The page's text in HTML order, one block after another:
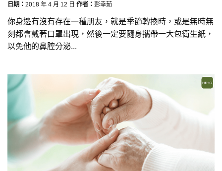
日期： 2018 年 4 月 12 日 作者： 彭幸茹
你身邊有沒有存在一種朋友，就是季節轉換時，或是無時無
刻都會戴著口罩出現，然後一定要隨身攜帶一大包衛生紙，
以免他的鼻腔分泌...